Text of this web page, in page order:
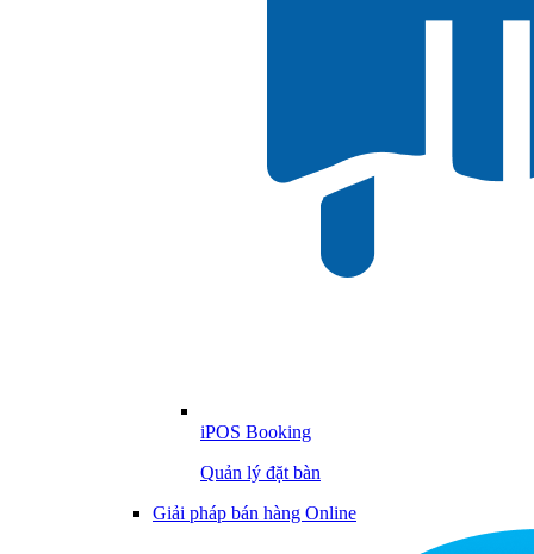
iPOS Booking
Quản lý đặt bàn
Giải pháp bán hàng Online